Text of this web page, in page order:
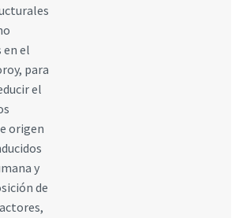
el
para
el
origen
y
de